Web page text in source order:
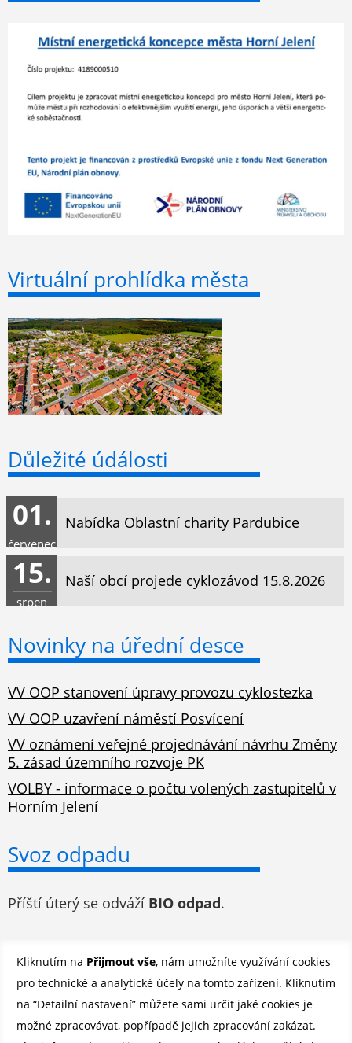
Virtuální prohlídka města
Důležité údálosti
Nabídka Oblastní charity Pardubice
01.
červenec
Naší obcí projede cyklozávod 15.8.2026
15.
srpen
Novinky na úřední desce
VV OOP stanovení úpravy provozu cyklostezka
VV OOP uzavření náměstí Posvícení
VV oznámení veřejné projednávání návrhu Změny
5. zásad územního rozvoje PK
VOLBY - informace o počtu volených zastupitelů v
Horním Jelení
Svoz odpadu
Příští úterý se odváží BIO odpad.
Odběr novinek e-mailem
Registrovat se můžete ZDE.
Kliknutím na Přijmout vše, nám umožníte využívání cookies
pro technické a analytické účely na tomto zařízení. Kliknutím
na “Detailní nastavení” můžete sami určit jaké cookies je
možné zpracovávat, popřípadě jejich zpracování zakázat.